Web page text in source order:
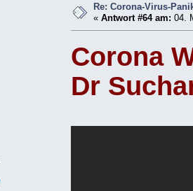
Re: Corona-Virus-
«Antwort #64 am: 04.
Corona
Dr